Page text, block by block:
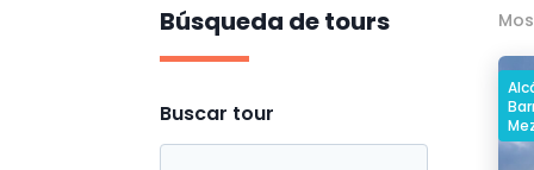
Búsqueda de tours
Buscar tour